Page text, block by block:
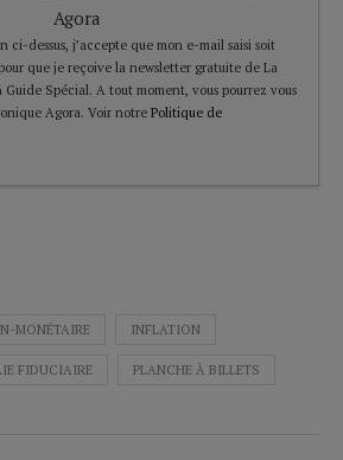
Agora
ci-dessus, j’accepte que mon e-mail saisi soit
que je reçoive la newsletter gratuite de La
Spécial. A tout moment, vous pourrez vous
Agora. Voir notre Politique de
MONÉTAIRE INFLATION
FIDUCIAIRE PLANCHE À BILLETS